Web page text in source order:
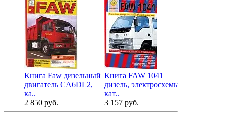
Книга Faw дизельный
двигатель CA6DL2,
ка..
2 850 руб.
Книга FAW 1041
дизель, электросхемы,
кат..
3 157 руб.